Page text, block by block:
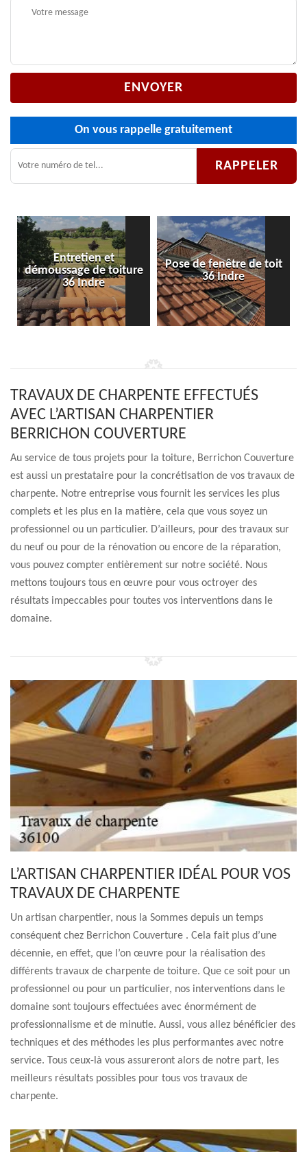
On vous rappelle gratuitement
Entretien et
démoussage de toiture
36 Indre
Pose de fenêtre de toit
36 Indre
TRAVAUX DE CHARPENTE EFFECTUÉS
AVEC L’ARTISAN CHARPENTIER
BERRICHON COUVERTURE
Au service de tous projets pour la toiture, Berrichon Couverture
est aussi un prestataire pour la concrétisation de vos travaux de
charpente. Notre entreprise vous fournit les services les plus
complets et les plus en la matière, cela que vous soyez un
professionnel ou un particulier. D’ailleurs, pour des travaux sur
du neuf ou pour de la rénovation ou encore de la réparation,
vous pouvez compter entièrement sur notre société. Nous
mettons toujours tous en œuvre pour vous octroyer des
résultats impeccables pour toutes vos interventions dans le
domaine.
L’ARTISAN CHARPENTIER IDÉAL POUR VOS
TRAVAUX DE CHARPENTE
Un artisan charpentier, nous la Sommes depuis un temps
conséquent chez Berrichon Couverture . Cela fait plus d’une
décennie, en effet, que l’on œuvre pour la réalisation des
différents travaux de charpente de toiture. Que ce soit pour un
professionnel ou pour un particulier, nos interventions dans le
domaine sont toujours effectuées avec énormément de
professionnalisme et de minutie. Aussi, vous allez bénéficier des
techniques et des méthodes les plus performantes avec notre
service. Tous ceux-là vous assureront alors de notre part, les
meilleurs résultats possibles pour tous vos travaux de
charpente.